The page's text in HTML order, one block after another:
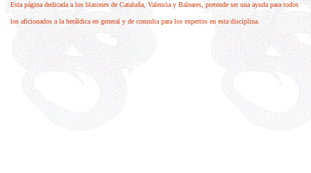
Esta página dedicada a los blasones de Cataluña, Valencia y Baleares, pretende ser una ayuda para todos
los aficionados a la heráldica en general y de consulta para los expertos en esta disciplina.